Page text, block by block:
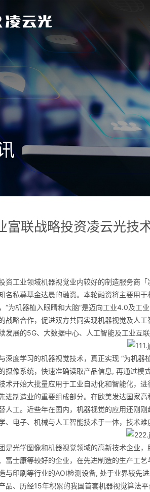
富联战略投资凌云光技
工业领域机器视觉业内较好的制造服务商「
名私募基金达晨的融资。本轮融资将主要用
“为机器植入眼睛和大脑”是迈向工业4.0及工
战略合作，促进双方共同实现机器视觉及人
发展的5G、大数据中心、人工智能及工业互
度学习的机器视觉技术，真正实现 “为机器
摄像系统，快速准确读取产品信息, 再通过
术开始大批量应用于工业自动化和智能化，
进制造业的重要组成部分。在欧美发达国家
人工。近些年在国内，机器视觉的应用还刚
、电子、机械与人工智能技术于一体，技术难
光学图像和机器视觉领域的高新技术企业，
富士康等较好的企业，在先进制造的生产工
与印刷等行业的AOI检测设备, 处于业界较先
品、历经15年积累的我国首套机器视觉算法